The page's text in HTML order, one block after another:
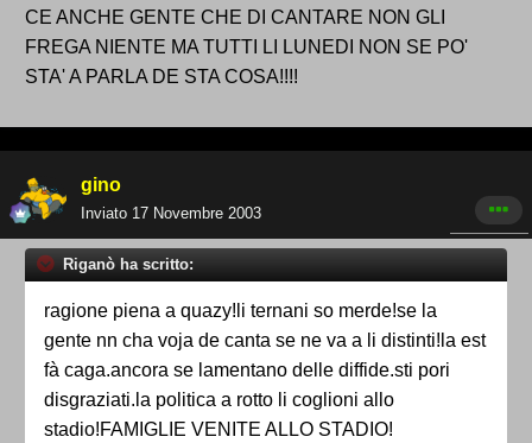
CE ANCHE GENTE CHE DI CANTARE NON GLI
FREGA NIENTE MA TUTTI LI LUNEDI NON SE PO'
STA' A PARLA DE STA COSA!!!!
gino
Inviato 17 Novembre 2003
Riganò ha scritto:
ragione piena a quazy!li ternani so merde!se la
gente nn cha voja de canta se ne va a li distinti!la est
fà caga.ancora se lamentano delle diffide.sti pori
disgraziati.la politica a rotto li coglioni allo
stadio!FAMIGLIE VENITE ALLO STADIO!